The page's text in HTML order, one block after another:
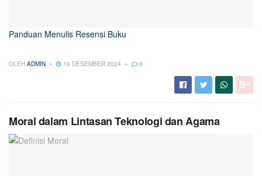
Panduan Menulis Resensi Buku
OLEH ADMIN 19 DESEMBER 2024 0
Moral dalam Lintasan Teknologi dan Agama